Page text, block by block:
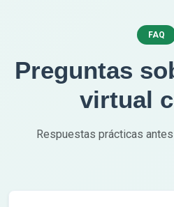
FAQ
Preguntas
virtual
Respuestas prácticas